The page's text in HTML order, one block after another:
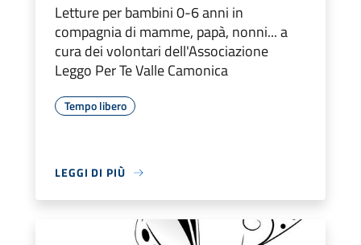
Letture per bambini 0-6 anni in
compagnia di mamme, papà, nonni... a
cura dei volontari dell'Associazione
Leggo Per Te Valle Camonica
Tempo libero
LEGGI DI PIÙ